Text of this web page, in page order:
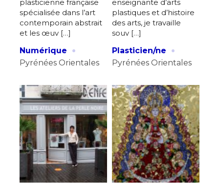
plasticienne française
spécialisée dans l’art
contemporain abstrait
et les œuv […]
Numérique
·
Pyrénées Orientales
enseignante d’arts
plastiques et d’histoire
des arts, je travaille
souv […]
Plasticien/ne
·
Pyrénées Orientales